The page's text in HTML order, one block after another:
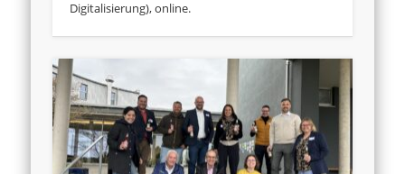
Digitalisierung), online.